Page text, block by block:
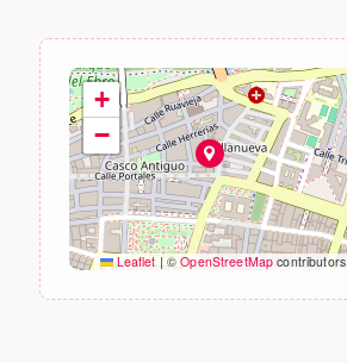
+
−
Leaflet |©OpenStreetMap contributors